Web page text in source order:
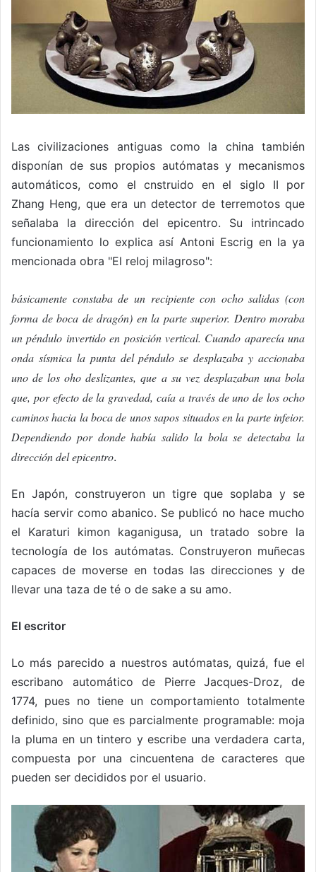
Las civilizaciones antiguas como la china también
disponían de sus propios autómatas y mecanismos
automáticos, como el cnstruido en el siglo II por
Zhang Heng, que era un detector de terremotos que
señalaba la dirección del epicentro. Su intrincado
funcionamiento lo explica así Antoni Escrig en la ya
mencionada obra "El reloj milagroso":
básicamente constaba de un recipiente con ocho salidas (con
forma de boca de dragón) en la parte superior. Dentro moraba
un péndulo invertido en posición vertical. Cuando aparecía una
onda sísmica la punta del péndulo se desplazaba y accionaba
uno de los oho deslizantes, que a su vez desplazaban una bola
que, por efecto de la gravedad, caía a través de uno de los ocho
caminos hacia la boca de unos sapos situados en la parte infeior.
Dependiendo por donde había salido la bola se detectaba la
dirección del epicentro.
En Japón, construyeron un tigre que soplaba y se
hacía servir como abanico. Se publicó no hace mucho
el Karaturi kimon kaganigusa, un tratado sobre la
tecnología de los autómatas. Construyeron muñecas
capaces de moverse en todas las direcciones y de
llevar una taza de té o de sake a su amo.
El escritor
Lo más parecido a nuestros autómatas, quizá, fue el
escribano automático de Pierre Jacques-Droz, de
1774, pues no tiene un comportamiento totalmente
definido, sino que es parcialmente programable: moja
la pluma en un tintero y escribe una verdadera carta,
compuesta por una cincuentena de caracteres que
pueden ser decididos por el usuario.